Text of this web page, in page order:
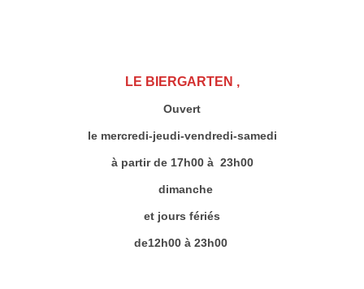
LE BIERGARTEN ,
Ouvert
le mercredi-jeudi-vendredi-samedi
à partir de 17h00 à 23h00
dimanche
et jours fériés
de12h00 à 23h00